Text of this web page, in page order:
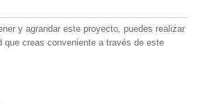
y agrandar este proyecto, puedes realizar
que creas conveniente a través de este